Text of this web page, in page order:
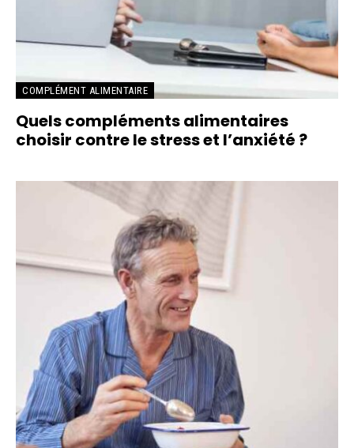
COMPLÉMENT ALIMENTAIRE
Quels compléments alimentaires
choisir contre le stress et l’anxiété ?